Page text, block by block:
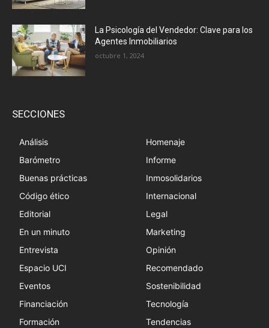
La Psicología del Vendedor: Clave para los
Agentes Inmobiliarios
octubre 1, 2024
SECCIONES
Análisis
Barómetro
Buenas prácticas
Código ético
Editorial
En un minuto
Entrevista
Espacio UCI
Eventos
Financiación
Formación
Homenaje
Informe
Inmosolidarios
Internacional
Legal
Marketing
Opinión
Recomendado
Sostenibilidad
Tecnología
Tendencias